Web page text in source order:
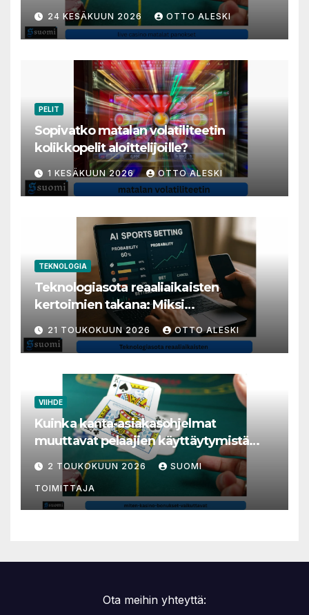
varakkaita harrastajia
24 KESÄKUUN 2026 OTTO ALESKI
PELIT
Sopivatko matalan volatiliteetin
kolikkopelit aloittelijoille?
1 KESÄKUUN 2026 OTTO ALESKI
TEKNOLOGIA
Teknologiasota reaaliaikaisten
kertoimien takana: Miksi
millisekunneista tuli livenäpyttelyn
tärkein valuutta
21 TOUKOKUUN 2026 OTTO ALESKI
VIIHDE
Kuinka kanta-asiakasohjelmat
muuttavat pelaajien käyttäytymistä
nettikasinoilla
2 TOUKOKUUN 2026 SUOMI
TOIMITTAJA
Ota meihin yhteyttä: